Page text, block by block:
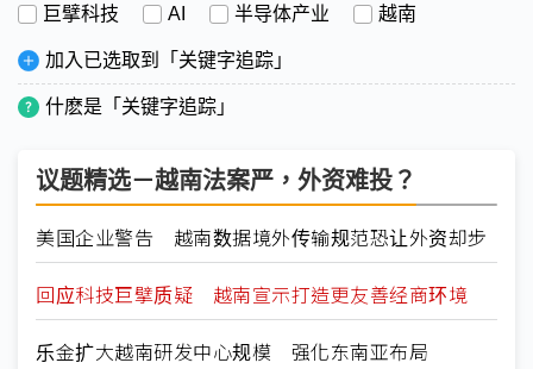
巨擘科技 AI 半导体产业 越南
加入已选取到「关键字追踪」
什麽是「关键字追踪」
议题精选－越南法案严，外资难投？
美国企业警告 越南数据境外传输规范恐让外资却步
回应科技巨擘质疑 越南宣示打造更友善经商环境
乐金扩大越南研发中心规模 强化东南亚布局